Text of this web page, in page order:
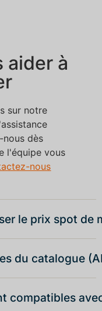
aider à
sur notre
dès
l'équipe vous
nous
le prix spot de
du catalogue
compatibles